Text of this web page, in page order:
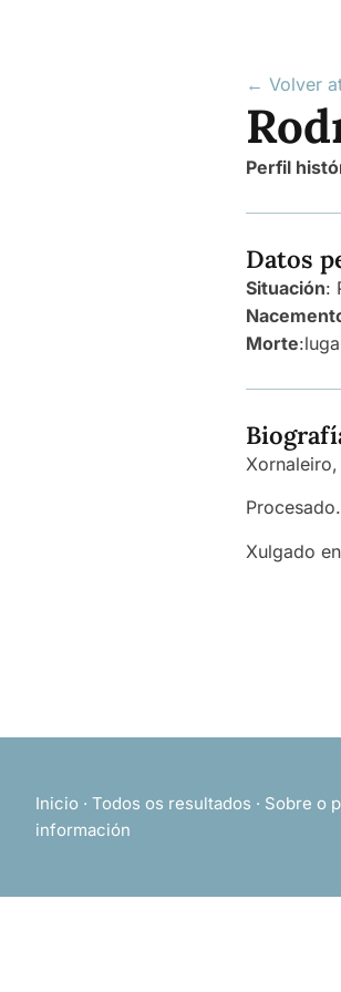
← Volver
Perfil
Datos
Situación:
Morte:
Procesado.
Xulgado
Inicio · Todos os resultados · Sobre o
información